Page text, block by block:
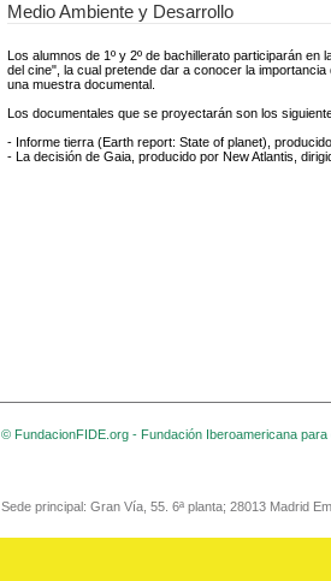
Medio Ambiente y Desarrollo
Los alumnos de 1º y 2º de bachillerato participarán en
del cine", la cual pretende dar a conocer la
una muestra documental.
Los documentales que se proyectarán son los
- Informe tierra (Earth report: State of planet),
- La decisión de Gaia, producido por New Atlantis,
© FundacionFIDE.org - Fundación Iberoamericana para
Sede principal: Gran Vía, 55. 6ª planta; 28013 Madrid